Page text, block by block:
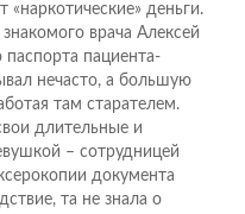
«наркотические» деньги.
врача Алексей
пациента-
нечасто, а большую
там старателем.
длительные и
– сотрудницей
документа
та не знала о